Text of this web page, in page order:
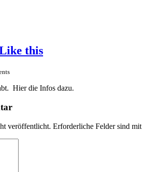
this
Hier die Infos dazu.
veröffentlicht. Erforderliche Felder sind mit